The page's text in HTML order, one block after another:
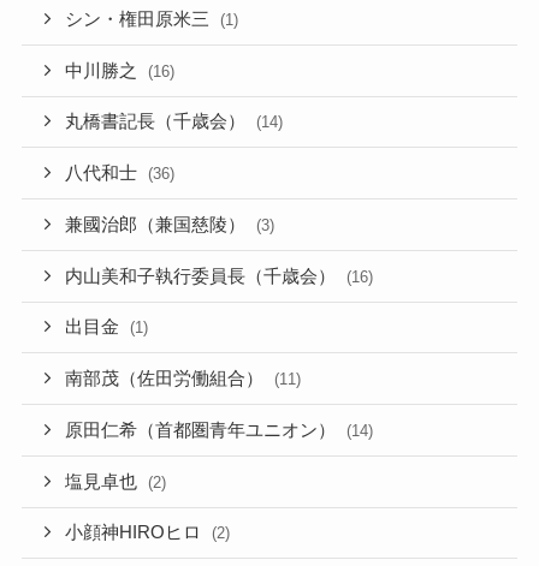
シン・権田原米三 (1)
中川勝之 (16)
丸橋書記長（千歳会） (14)
八代和士 (36)
兼國治郎（兼国慈陵） (3)
内山美和子執行委員長（千歳会） (16)
出目金 (1)
南部茂（佐田労働組合） (11)
原田仁希（首都圏青年ユニオン） (14)
塩見卓也 (2)
小顔神HIROヒロ (2)